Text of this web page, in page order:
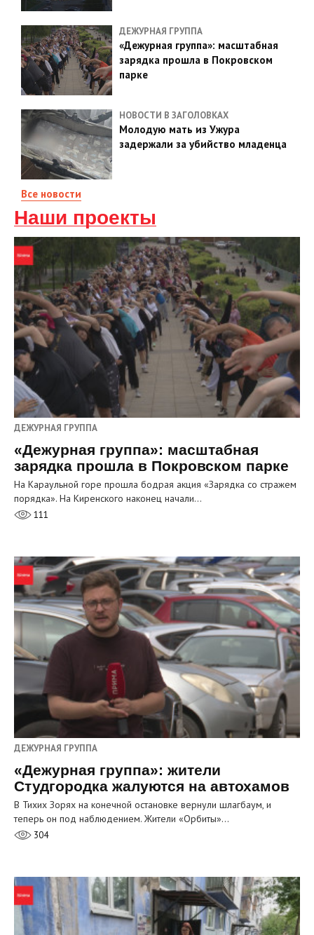
ДЕЖУРНАЯ ГРУППА
«Дежурная группа»: масштабная
зарядка прошла в Покровском
парке
НОВОСТИ В ЗАГОЛОВКАХ
Молодую мать из Ужура
задержали за убийство младенца
Все новости
Наши проекты
ДЕЖУРНАЯ ГРУППА
«Дежурная группа»: масштабная
зарядка прошла в Покровском парке
На Караульной горе прошла бодрая акция «Зарядка со стражем
порядка». На Киренского наконец начали…
111
ДЕЖУРНАЯ ГРУППА
«Дежурная группа»: жители
Студгородка жалуются на автохамов
В Тихих Зорях на конечной остановке вернули шлагбаум, и
теперь он под наблюдением. Жители «Орбиты»…
304